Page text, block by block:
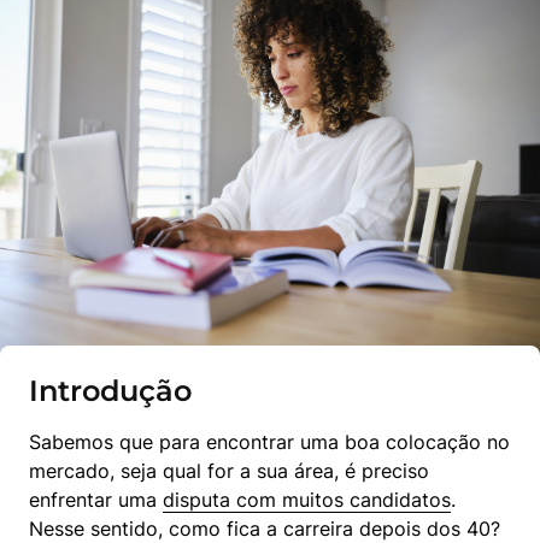
Introdução
Sabemos que para encontrar uma boa colocação no
mercado, seja qual for a sua área, é preciso
enfrentar uma disputa com muitos candidatos.
Nesse sentido, como fica a carreira depois dos 40?